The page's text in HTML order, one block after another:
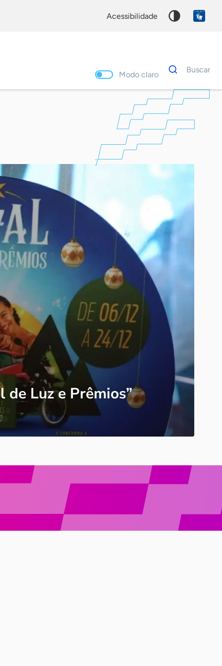
acessibilidade
Modo claro
Dados
para
Buscar
Palavra
chave
de Luz e Prêmios”